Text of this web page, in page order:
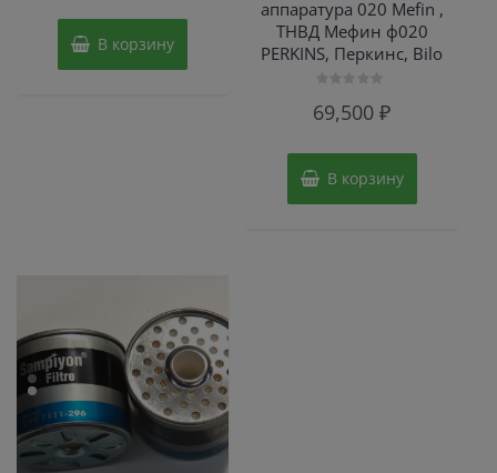
В корзину
аппаратура 020 Mefin ,
ТНВД Мефин ф020
PERKINS, Перкинс, Bilo
0
69,500₽
В корзину